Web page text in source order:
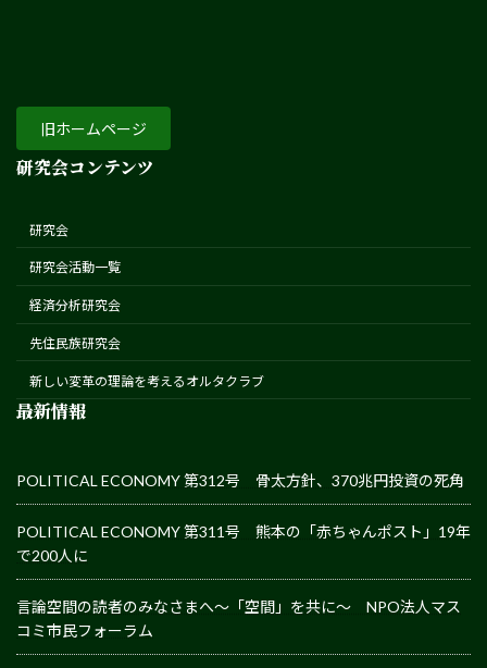
旧ホームページ
研究会コンテンツ
研究会
研究会活動一覧
経済分析研究会
先住民族研究会
新しい変革の理論を考えるオルタクラブ
最新情報
POLITICAL ECONOMY 第312号 骨太方針、370兆円投資の死角
POLITICAL ECONOMY 第311号 熊本の「赤ちゃんポスト」19年
で200人に
言論空間の読者のみなさまへ～「空間」を共に～ NPO法人マス
コミ市民フォーラム